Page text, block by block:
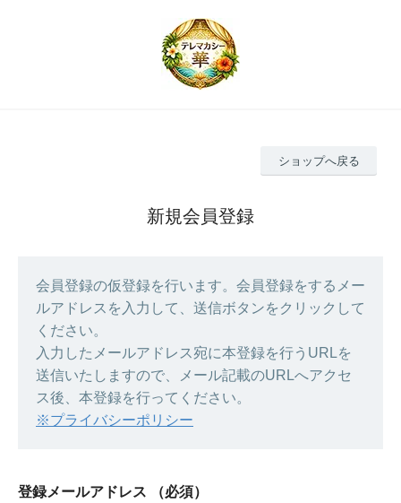
ショップへ戻る
新規会員登録
会員登録の仮登録を行います。会員登録をするメー
ルアドレスを入力して、送信ボタンをクリックして
ください。
入力したメールアドレス宛に本登録を行うURLを
送信いたしますので、メール記載のURLへアクセ
ス後、本登録を行ってください。
※プライバシーポリシー
登録メールアドレス （必須）